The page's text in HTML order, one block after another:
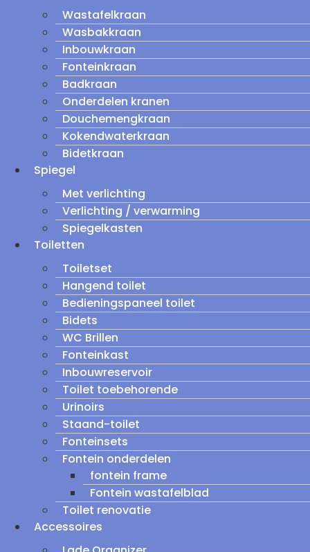
Wastafelkraan
Wasbakkraan
Inbouwkraan
Fonteinkraan
Badkraan
Onderdelen kranen
Douchemengkraan
Kokendwaterkraan
Bidetkraan
Spiegel
Met verlichting
Verlichting / verwarming
Spiegelkasten
Toiletten
Toiletset
Hangend toilet
Bedieningspaneel toilet
Bidets
WC Brillen
Fonteinkast
Inbouwreservoir
Toilet toebehorende
Urinoirs
Staand-toilet
Fonteinsets
Fontein onderdelen
fontein frame
Fontein wastafelblad
Toilet renovatie
Accessoires